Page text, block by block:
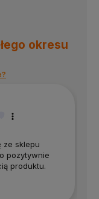
okresu
ze sklepu
pozytywnie
produktu.